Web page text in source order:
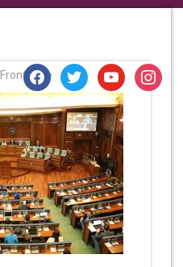
Frontpage
facebooktwitteryoutube